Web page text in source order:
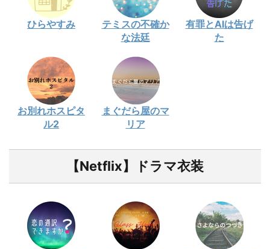
ひらやすみ
テミスの不確か
な法廷
有罪とAIは告げ
た
お別れホスピタ
ル2
まぐだら屋のマ
リア
【Netflix】ドラマ衣装